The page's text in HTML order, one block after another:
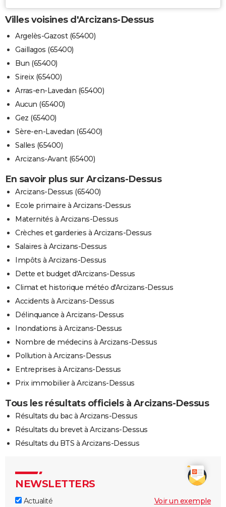
Villes voisines d'Arcizans-Dessus
Argelès-Gazost (65400)
Gaillagos (65400)
Bun (65400)
Sireix (65400)
Arras-en-Lavedan (65400)
Aucun (65400)
Gez (65400)
Sère-en-Lavedan (65400)
Salles (65400)
Arcizans-Avant (65400)
En savoir plus sur Arcizans-Dessus
Arcizans-Dessus (65400)
Ecole primaire à Arcizans-Dessus
Maternités à Arcizans-Dessus
Crèches et garderies à Arcizans-Dessus
Salaires à Arcizans-Dessus
Impôts à Arcizans-Dessus
Dette et budget d'Arcizans-Dessus
Climat et historique météo d'Arcizans-Dessus
Accidents à Arcizans-Dessus
Délinquance à Arcizans-Dessus
Inondations à Arcizans-Dessus
Nombre de médecins à Arcizans-Dessus
Pollution à Arcizans-Dessus
Entreprises à Arcizans-Dessus
Prix immobilier à Arcizans-Dessus
Tous les résultats officiels à Arcizans-Dessus
Résultats du bac à Arcizans-Dessus
Résultats du brevet à Arcizans-Dessus
Résultats du BTS à Arcizans-Dessus
NEWSLETTERS
Actualité Voir un exemple